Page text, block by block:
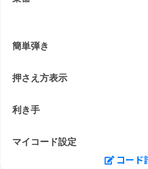
簡単弾き
押さえ方表示
利き手
マイコード設定
コード